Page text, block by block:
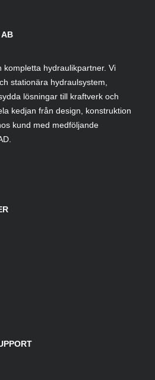
AB
kompletta hydraulikpartner. Vi
stationära hydraulsystem,
lösningar till kraftverk och
kedjan från design, konstruktion
kund med medföljande